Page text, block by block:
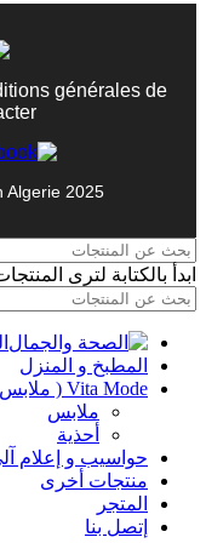
générales de
2025.
ابدأ بالكتابة لترى
المطبخ و المنزل
Vita Mode ( ملابس و أحذية )
ملابس
أحذية
حواسيب و إعلام
منتجات أخرى
المتجر
إتصل بنا